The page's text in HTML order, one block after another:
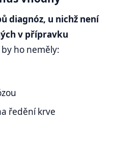
diagnóz, u nichž není
v přípravku
by ho neměly:
ředění krve